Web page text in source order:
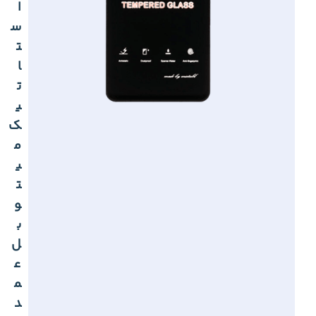
ا
س
ت
ا
ت
ی
ک
م
ی
ت
و
ب
ل
ع
م
د